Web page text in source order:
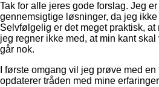
Tak for alle jeres gode forslag. Jeg
gennemsigtige løsninger, da jeg
Selvfølgelig er det meget praktisk,
jeg regner ikke med, at min kant
går nok.
I første omgang vil jeg prøve med
opdaterer tråden med mine